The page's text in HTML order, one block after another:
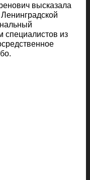
высказала
специалистов из